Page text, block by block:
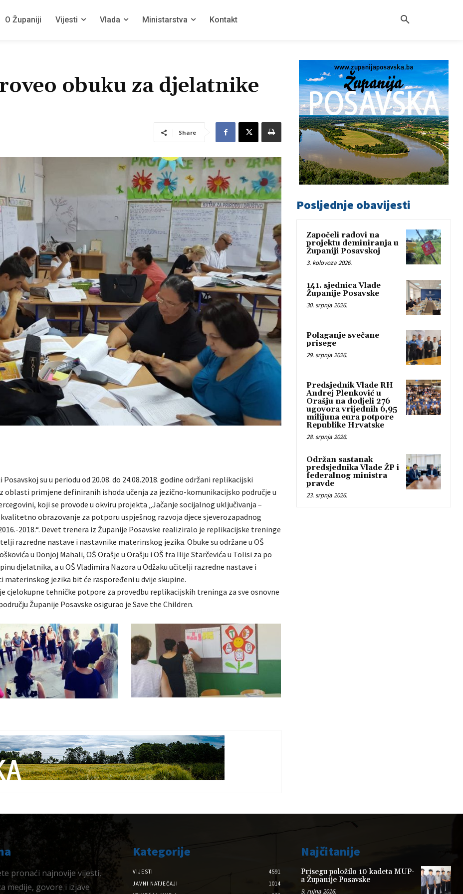
O Županiji Vijesti Vlada Ministarstva Kontakt
obuku za djelatnike
Share
Posavskoj su u periodu od 20.08. do 24.08.2018. godine održani replikacijski
oblasti primjene definiranih ishoda učenja za jezično-komunikacijsko područje u
koji se provode u okviru projekta „Jačanje socijalnog uključivanja –
obrazovanje za potporu uspješnog razvoja djece sjeverozapadnog
2018.“. Devet trenera iz Županije Posavske realiziralo je replikacijske treninge
razredne nastave i nastavnike materinskog jezika. Obuke su održane u OŠ
u Donjoj Mahali, OŠ Orašje u Orašju i OŠ fra Ilije Starčevića u Tolisi za po
djelatnika, a u OŠ Vladimira Nazora u Odžaku učitelji razredne nastave i
materinskog jezika bit će raspoređeni u dvije skupine.
cjelokupne tehničke potpore za provedbu replikacijskih treninga za sve osnovne
Županije Posavske osigurao je Save the Children.
Posljednje obavijesti
Započeli radovi na
projektu deminiranja u
Županiji Posavskoj
3. kolovoza 2026.
141. sjednica Vlade
Županije Posavske
30. srpnja 2026.
Polaganje svečane
prisege
29. srpnja 2026.
Predsjednik Vlade RH
Andrej Plenković u
Orašju na dodjeli 276
ugovora vrijednih 6,95
milijuna eura potpore
Republike Hrvatske
28. srpnja 2026.
Održan sastanak
predsjednika Vlade ŽP i
federalnog ministra
pravde
23. srpnja 2026.
pronaći najnovije vijesti,
medije, govore i izjave
Kategorije
VIJESTI
4591
JAVNI NATJEČAJI
1014
Najčitanije
Prisegu položilo 10 kadeta MUP-
a Županije Posavske
9. rujna 2016.